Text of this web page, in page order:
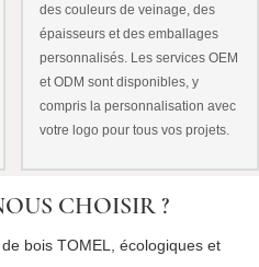
des couleurs de veinage, des
épaisseurs et des emballages
personnalisés. Les services OEM
et ODM sont disponibles, y
compris la personnalisation avec
votre logo pour tous vos projets.
CHOISIR ?